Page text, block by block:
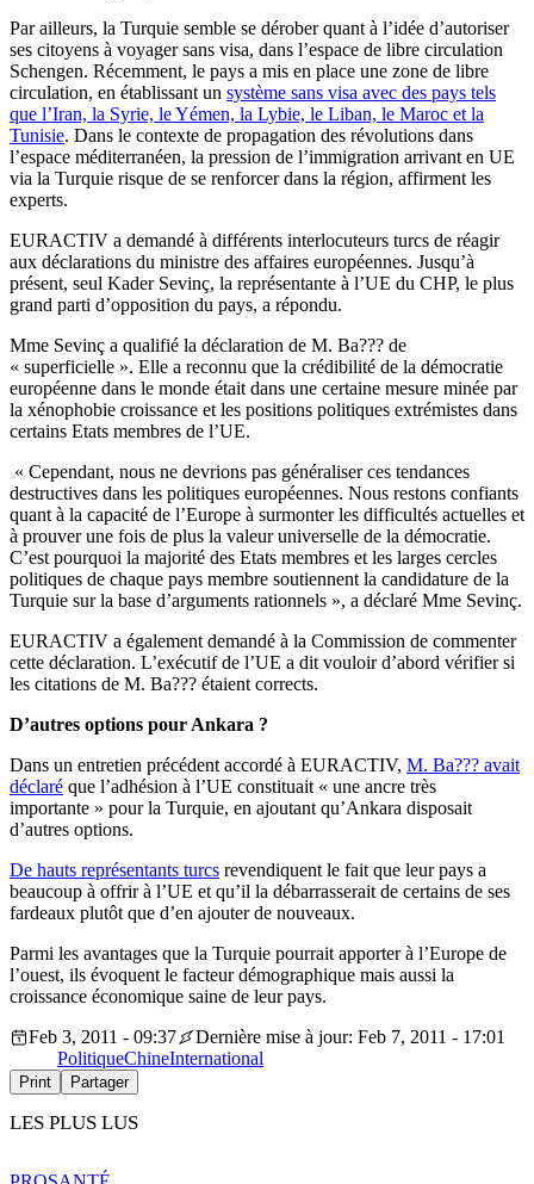
Par ailleurs, la Turquie semble se dérober quant à l’idée d’autoriser
ses citoyens à voyager sans visa, dans l’espace de libre circulation
Schengen. Récemment, le pays a mis en place une zone de libre
circulation, en établissant un système sans visa avec des pays tels
que l’Iran, la Syrie, le Yémen, la Lybie, le Liban, le Maroc et la
Tunisie. Dans le contexte de propagation des révolutions dans
l’espace méditerranéen, la pression de l’immigration arrivant en UE
via la Turquie risque de se renforcer dans la région, affirment les
experts.
EURACTIV a demandé à différents interlocuteurs turcs de réagir
aux déclarations du ministre des affaires européennes. Jusqu’à
présent, seul Kader Sevinç, la représentante à l’UE du CHP, le plus
grand parti d’opposition du pays, a répondu.
Mme Sevinç a qualifié la déclaration de M. Ba??? de
« superficielle ». Elle a reconnu que la crédibilité de la démocratie
européenne dans le monde était dans une certaine mesure minée par
la xénophobie croissance et les positions politiques extrémistes dans
certains Etats membres de l’UE.
« Cependant, nous ne devrions pas généraliser ces tendances
destructives dans les politiques européennes. Nous restons confiants
quant à la capacité de l’Europe à surmonter les difficultés actuelles et
à prouver une fois de plus la valeur universelle de la démocratie.
C’est pourquoi la majorité des Etats membres et les larges cercles
politiques de chaque pays membre soutiennent la candidature de la
Turquie sur la base d’arguments rationnels », a déclaré Mme Sevinç.
EURACTIV a également demandé à la Commission de commenter
cette déclaration. L’exécutif de l’UE a dit vouloir d’abord vérifier si
les citations de M. Ba??? étaient corrects.
D’autres options pour Ankara ?
Dans un entretien précédent accordé à EURACTIV, M. Ba??? avait
déclaré que l’adhésion à l’UE constituait « une ancre très
importante » pour la Turquie, en ajoutant qu’Ankara disposait
d’autres options.
De hauts représentants turcs revendiquent le fait que leur pays a
beaucoup à offrir à l’UE et qu’il la débarrasserait de certains de ses
fardeaux plutôt que d’en ajouter de nouveaux.
Parmi les avantages que la Turquie pourrait apporter à l’Europe de
l’ouest, ils évoquent le facteur démographique mais aussi la
croissance économique saine de leur pays.
Feb 3, 2011 - 09:37
Dernière mise à jour: Feb 7, 2011 - 17:01
PolitiqueChineInternational
Print Partager
LES PLUS LUS